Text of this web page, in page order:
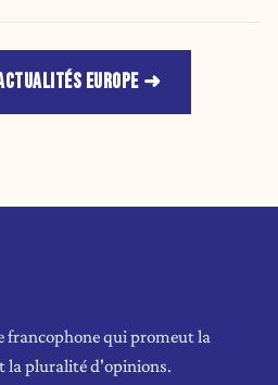
EUROPE
francophone qui promeut la
la pluralité d'opinions.